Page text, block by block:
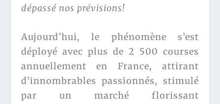
dépassé nos prévisions!
Aujourd’hui, le phénomène s’est
déployé avec plus de 2 500 courses
annuellement en France, attirant
d’innombrables passionnés, stimulé
par un marché florissant